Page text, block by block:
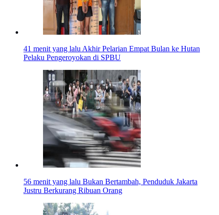
41 menit yang laluAkhir Pelarian Empat Bulan ke Hutan
Pelaku Pengeroyokan di SPBU
56 menit yang lalu Bukan Bertambah, Penduduk Jakarta
Justru Berkurang Ribuan Orang